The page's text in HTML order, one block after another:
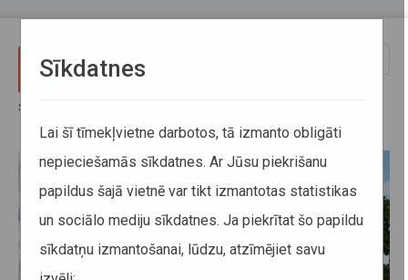
Sākums
Sīkdatnes
Lai šī tīmekļvietne darbotos, tā izmanto obligāti
nepieciešamās sīkdatnes. Ar Jūsu piekrišanu
papildus šajā vietnē var tikt izmantotas statistikas
un sociālo mediju sīkdatnes. Ja piekrītat šo papildu
sīkdatņu izmantošanai, lūdzu, atzīmējiet savu